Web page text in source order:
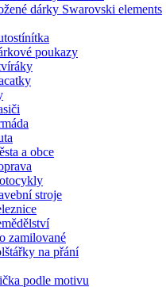
dárky Swarovski elements
poukazy
a obce
stroje
zamilované
na přání
podle motivu